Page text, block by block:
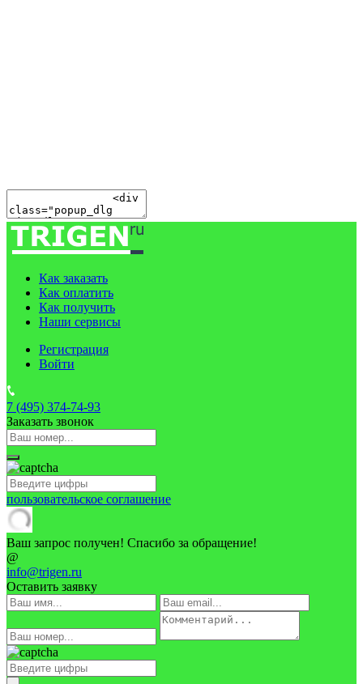
Как заказать
Как оплатить
Как получить
Наши сервисы
Регистрация
Войти
7 (495) 374-74-93
Заказать звонок
пользовательское соглашение
Ваш запрос получен! Спасибо за обращение!
@
info@trigen.ru
Оставить заявку